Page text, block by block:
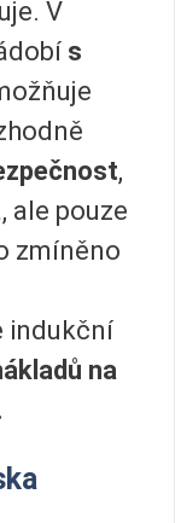
V
s
,
ale pouze
zmíněno
indukční
na